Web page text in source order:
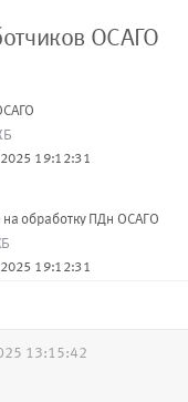
ОСАГО
19:12:31
на обработку ПДн ОСАГО
19:12:31
13:15:42